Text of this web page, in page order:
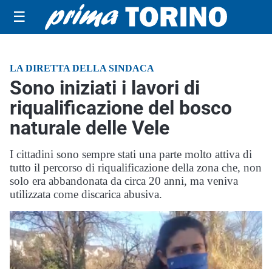
☰
LA DIRETTA DELLA SINDACA
Sono iniziati i lavori di
riqualificazione del bosco
naturale delle Vele
I cittadini sono sempre stati una parte molto attiva di
tutto il percorso di riqualificazione della zona che, non
solo era abbandonata da circa 20 anni, ma veniva
utilizzata come discarica abusiva.